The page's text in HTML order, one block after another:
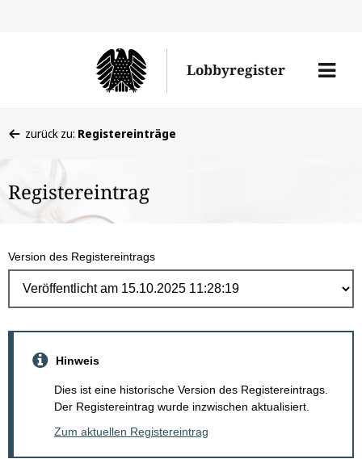
Lobbyregister
Menü
befinden
hier:
zurück zu: Registereinträge
Registereintrag
Version des Registereintrags
Hinweis
Dies ist eine historische Version des Registereintrags.
Der Registereintrag wurde inzwischen aktualisiert.
Zum aktuellen Registereintrag